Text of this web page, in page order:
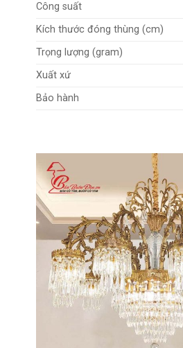
Công suất
Kích thước đóng thùng (cm)
Trọng lượng (gram)
Xuất xứ
Bảo hành